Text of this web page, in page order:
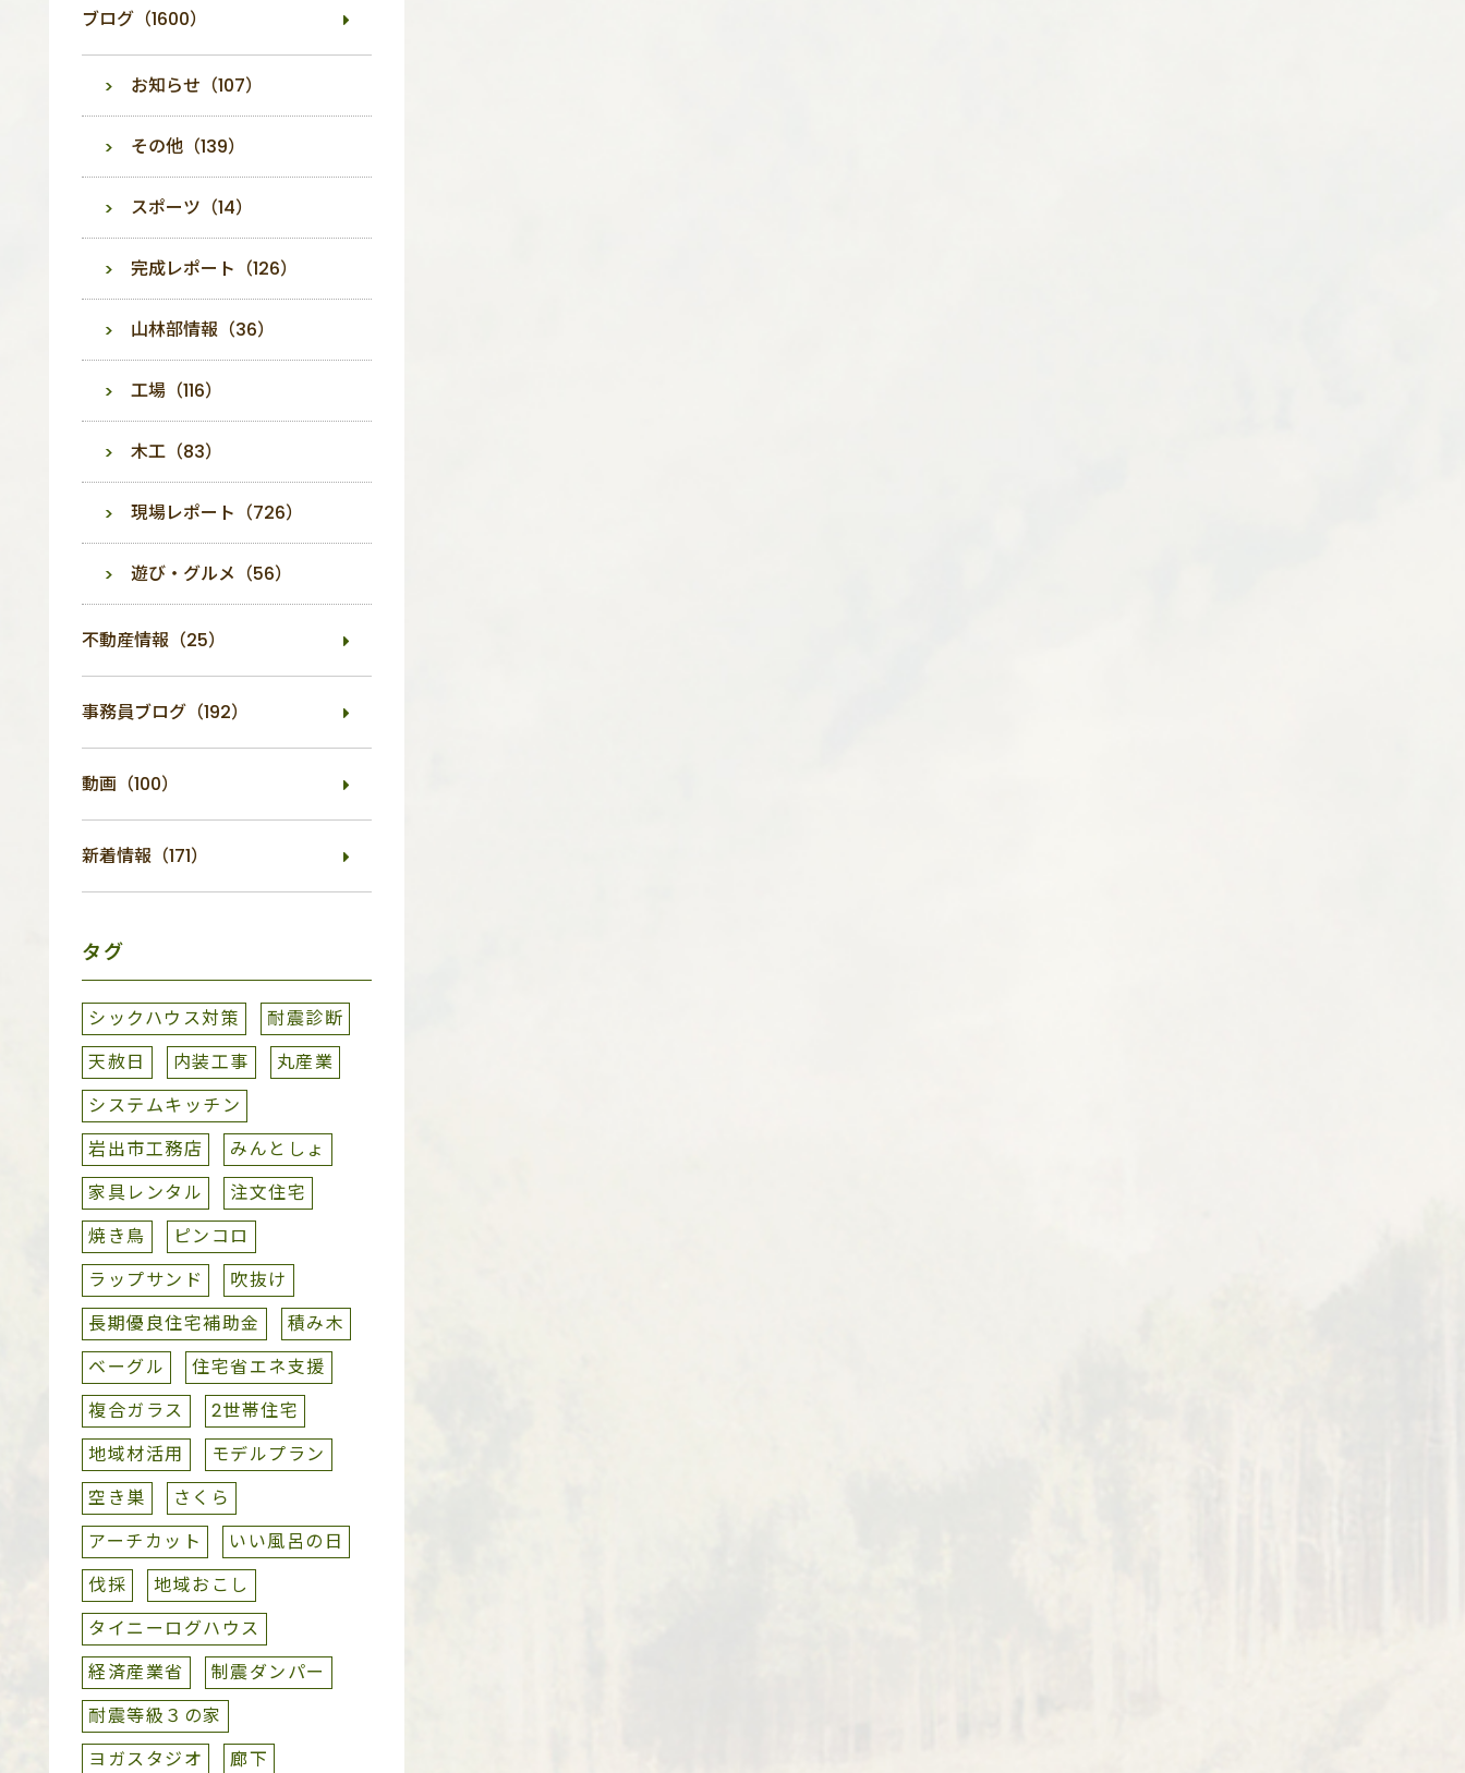
ブログ（1600）
お知らせ（107）
その他（139）
スポーツ（14）
完成レポート（126）
山林部情報（36）
工場（116）
木工（83）
現場レポート（726）
遊び・グルメ（56）
不動産情報（25）
事務員ブログ（192）
動画（100）
新着情報（171）
タグ
シックハウス対策
耐震診断
天赦日
内装工事
丸産業
システムキッチン
岩出市工務店
みんとしょ
家具レンタル
注文住宅
焼き鳥
ピンコロ
ラップサンド
吹抜け
長期優良住宅補助金
積み木
ベーグル
住宅省エネ支援
複合ガラス
2世帯住宅
地域材活用
モデルプラン
空き巣
さくら
アーチカット
いい風呂の日
伐採
地域おこし
タイニーログハウス
経済産業省
制震ダンパー
耐震等級３の家
ヨガスタジオ
廊下